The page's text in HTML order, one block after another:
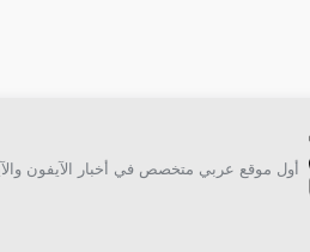
أول موقع عربي متخصص في أخبار الآيفون